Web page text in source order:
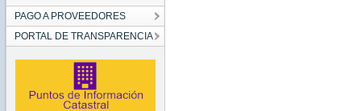
PAGO A PROVEEDORES
PORTAL DE TRANSPARENCIA